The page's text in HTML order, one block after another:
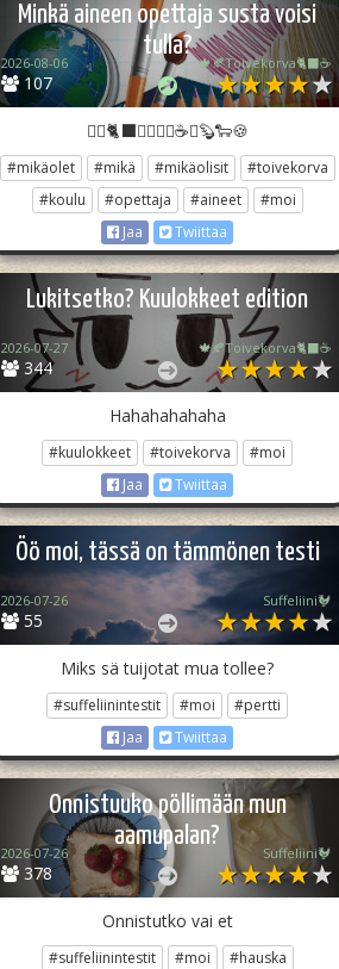
Minkä aineen opettaja susta voisi
tulla?
107
2026-08-06 🍁🍂Toivekorva🐈‍⬛☕
🏳️‍🌈🐈‍⬛🌿🌻🎨💐☕🍂🦫🐑🍪
#mikäolet #mikä #mikäolisit
#toivekorva
#koulu
#opettaja #aineet
#moi
Jaa
Twiittaa
Lukitsetko? Kuulokkeet edition
344
2026-07-27 🍁🍂Toivekorva🐈‍⬛☕
Hahahahahaha
#kuulokkeet #toivekorva
#moi
Jaa
Twiittaa
Öö moi, tässä on tämmönen testi
55
2026-07-26 Suffeliini🐓
Miks sä tuijotat mua tollee?
#suffeliinintestit #moi
#pertti
Jaa
Twiittaa
Onnistuuko pöllimään mun
aamupalan?
378
2026-07-26 Suffeliini🐓
Onnistutko vai et
#suffeliinintestit #moi
#hauska